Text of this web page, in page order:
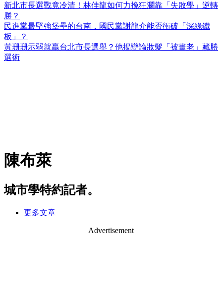
新北市長選戰竟冷清！林佳龍如何力挽狂瀾靠「失敗學」逆轉
勝？
民進黨最堅強堡壘的台南，國民黨謝龍介能否衝破「深綠鐵
板」？
黃珊珊示弱就贏台北市長選舉？他揭辯論妝髮「被畫老」藏勝
選術
陳布萊
城市學特約記者。
更多文章
Advertisement